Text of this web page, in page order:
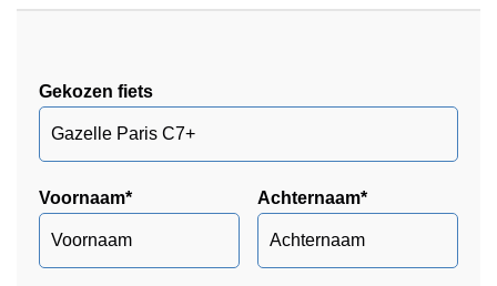
Gekozen fiets
Voornaam* Achternaam*